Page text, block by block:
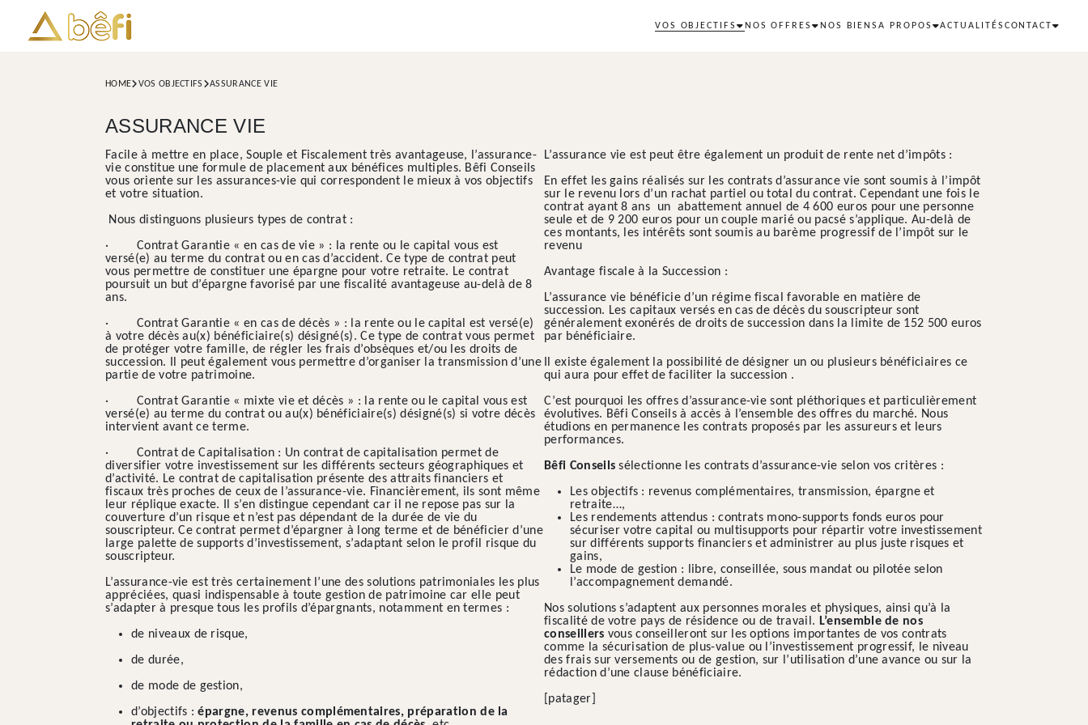
VOS OBJECTIFS NOS OFFRES NOS BIENSA PROPOS ACTUALITÉS CONTACT
HOME VOS OBJECTIFS ASSURANCE VIE
ASSURANCE VIE
Facile à mettre en place, Souple et Fiscalement très avantageuse, l’assurance-
vie constitue une formule de placement aux bénéfices multiples. Bêfi Conseils
vous oriente sur les assurances-vie qui correspondent le mieux à vos objectifs
et votre situation.
Nous distinguons plusieurs types de contrat :
· Contrat Garantie « en cas de vie » : la rente ou le capital vous est
versé(e) au terme du contrat ou en cas d’accident. Ce type de contrat peut
vous permettre de constituer une épargne pour votre retraite. Le contrat
poursuit un but d’épargne favorisé par une fiscalité avantageuse au-delà de 8
ans.
· Contrat Garantie « en cas de décès » : la rente ou le capital est versé(e)
à votre décès au(x) bénéficiaire(s) désigné(s). Ce type de contrat vous permet
de protéger votre famille, de régler les frais d’obsèques et/ou les droits de
succession. Il peut également vous permettre d’organiser la transmission d’une
partie de votre patrimoine.
· Contrat Garantie « mixte vie et décès » : la rente ou le capital vous est
versé(e) au terme du contrat ou au(x) bénéficiaire(s) désigné(s) si votre décès
intervient avant ce terme.
· Contrat de Capitalisation : Un contrat de capitalisation permet de
diversifier votre investissement sur les différents secteurs géographiques et
d’activité. Le contrat de capitalisation présente des attraits financiers et
fiscaux très proches de ceux de l’assurance-vie. Financièrement, ils sont même
leur réplique exacte. Il s’en distingue cependant car il ne repose pas sur la
couverture d’un risque et n’est pas dépendant de la durée de vie du
souscripteur. Ce contrat permet d’épargner à long terme et de bénéficier d’une
large palette de supports d’investissement, s’adaptant selon le profil risque du
souscripteur.
L’assurance-vie est très certainement l’une des solutions patrimoniales les plus
appréciées, quasi indispensable à toute gestion de patrimoine car elle peut
s’adapter à presque tous les profils d’épargnants, notamment en termes :
de niveaux de risque,
de durée,
de mode de gestion,
d’objectifs :épargne, revenus complémentaires, préparation de la
L’assurance vie est peut être également un produit de rente net d’impôts :
En effet les gains réalisés sur les contrats d’assurance vie sont soumis à l’impôt
sur le revenu lors d’un rachat partiel ou total du contrat. Cependant une fois le
contrat ayant 8 ans un abattement annuel de 4 600 euros pour une personne
seule et de 9 200 euros pour un couple marié ou pacsé s’applique. Au-delà de
ces montants, les intérêts sont soumis au barème progressif de l’impôt sur le
revenu
Avantage fiscale à la Succession :
L’assurance vie bénéficie d’un régime fiscal favorable en matière de
succession. Les capitaux versés en cas de décès du souscripteur sont
généralement exonérés de droits de succession dans la limite de 152 500 euros
par bénéficiaire.
Il existe également la possibilité de désigner un ou plusieurs bénéficiaires ce
qui aura pour effet de faciliter la succession .
C’est pourquoi les offres d’assurance-vie sont pléthoriques et particulièrement
évolutives. Bêfi Conseils à accès à l’ensemble des offres du marché. Nous
étudions en permanence les contrats proposés par les assureurs et leurs
performances.
Bêfi Conseils sélectionne les contrats d’assurance-vie selon vos critères :
Les objectifs : revenus complémentaires, transmission, épargne et
retraite…,
Les rendements attendus : contrats mono-supports fonds euros pour
sécuriser votre capital ou multisupports pour répartir votre investissement
sur différents supports financiers et administrer au plus juste risques et
gains,
Le mode de gestion : libre, conseillée, sous mandat ou pilotée selon
l’accompagnement demandé.
Nos solutions s’adaptent aux personnes morales et physiques, ainsi qu’à la
fiscalité de votre pays de résidence ou de travail. L’ensemble de nos
conseillers vous conseilleront sur les options importantes de vos contrats
comme la sécurisation de plus-value ou l’investissement progressif, le niveau
des frais sur versements ou de gestion, sur l’utilisation d’une avance ou sur la
rédaction d’une clause bénéficiaire.
[patager]